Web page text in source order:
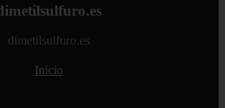
dimetilsulfuro.es
Inicio